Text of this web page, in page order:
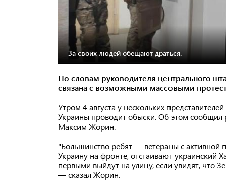
За своих людей обещают драться.
По словам руководителя центрального
связана с возможными массовыми
Утром 4 августа у нескольких
Украины проводит обыски. Об этом сообщил
Максим Жорин.
"Большинство ребят — ветераны с
Украину на фронте, отстаивают украинский
первыми выйдут на улицу, если увидят, что
— сказал Жорин.